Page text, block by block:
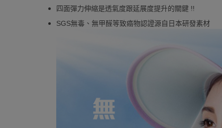
四面彈力伸縮是透氣度跟延展度提升的關鍵 !!
SGS無毒、無甲醛等致癌物認證源自日本研發素材